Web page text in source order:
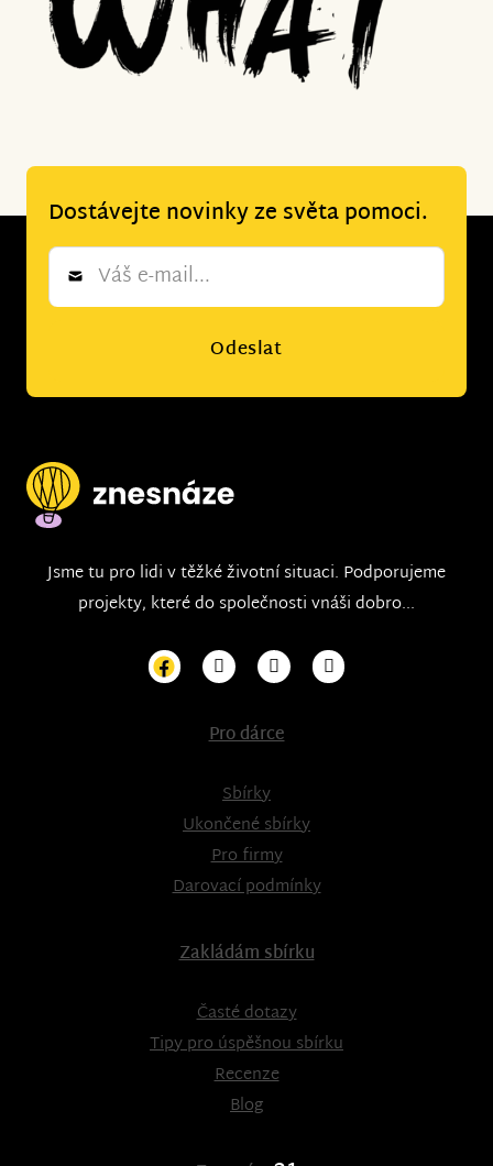
Dostávejte novinky ze světa pomoci.
Newsletter
Odeslat
Jsme tu pro lidi v těžké životní situaci. Podporujeme
projekty, které do společnosti vnáši dobro...
Pro dárce
Sbírky
Ukončené sbírky
Pro firmy
Darovací podmínky
Zakládám sbírku
Časté dotazy
Tipy pro úspěšnou sbírku
Recenze
Blog